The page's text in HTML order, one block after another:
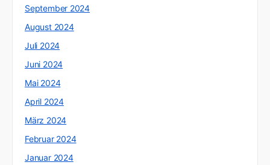
September 2024
August 2024
Juli 2024
Juni 2024
Mai 2024
April 2024
März 2024
Februar 2024
Januar 2024